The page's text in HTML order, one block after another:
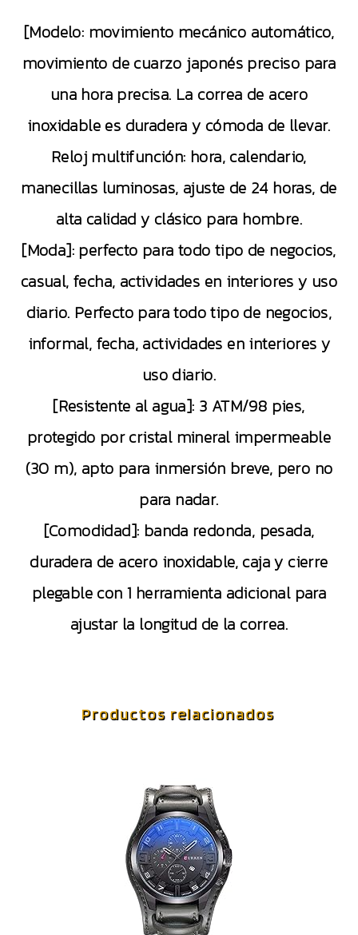
[Modelo: movimiento mecánico automático,
movimiento de cuarzo japonés preciso para
una hora precisa. La correa de acero
inoxidable es duradera y cómoda de llevar.
Reloj multifunción: hora, calendario,
manecillas luminosas, ajuste de 24 horas, de
alta calidad y clásico para hombre.
[Moda]: perfecto para todo tipo de negocios,
casual, fecha, actividades en interiores y uso
diario. Perfecto para todo tipo de negocios,
informal, fecha, actividades en interiores y
uso diario.
[Resistente al agua]: 3 ATM/98 pies,
protegido por cristal mineral impermeable
(30 m), apto para inmersión breve, pero no
para nadar.
[Comodidad]: banda redonda, pesada,
duradera de acero inoxidable, caja y cierre
plegable con 1 herramienta adicional para
ajustar la longitud de la correa.
Productos relacionados